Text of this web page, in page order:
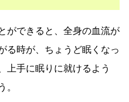
ができると、全身の血流が
る時が、ちょうど眠くなっ
上手に眠りに就けるよう
。